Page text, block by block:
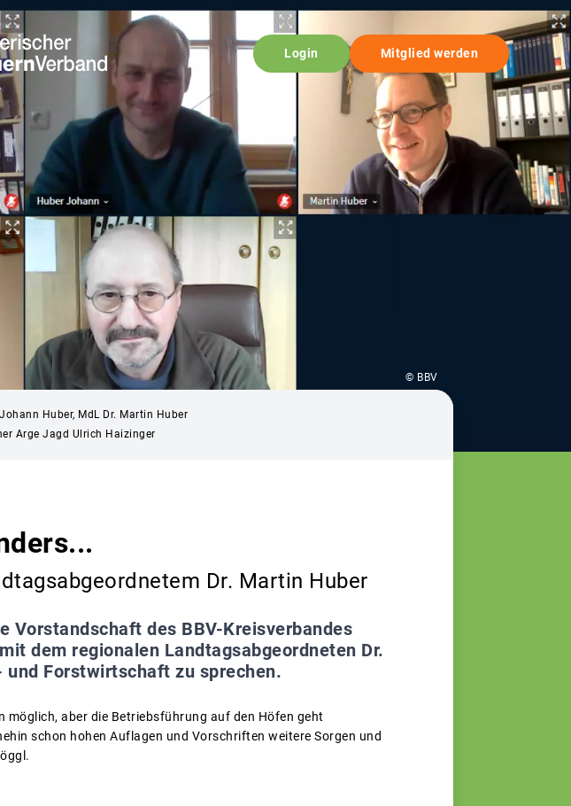
Login Mitglied werden
© BBV
Huber, MdL Dr. Martin Huber
Arge Jagd Ulrich Haizinger
Dr. Martin Huber
Vorstandschaft des BBV-Kreisverbandes
dem regionalen Landtagsabgeordneten Dr.
Forstwirtschaft zu sprechen.
möglich, aber die Betriebsführung auf den Höfen geht
schon hohen Auflagen und Vorschriften weitere Sorgen und